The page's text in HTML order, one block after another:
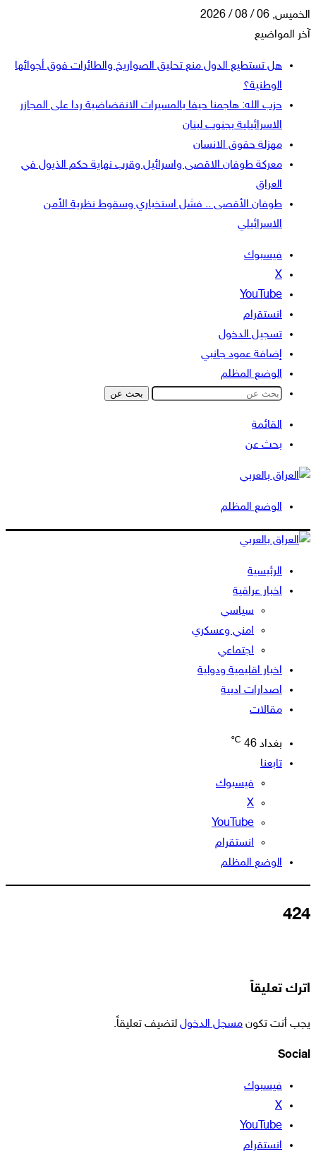
الخميس, 06 / 08 / 2026
آخر المواضيع
هل تستطيع الدول منع تحليق الصواريخ والطائرات فوق أجوائها
الوطنية؟
حزب الله: هاجمنا حيفا بالمسيرات الانقضاضية ردا على المجازر
الاسرائيلية بجنوب لبنان
مهزلة حقوق الانسان
معركة طوفان الاقصى واسرائيل وقرب نهاية حكم الذيول في
العراق
طوفان الأقصى .. فشل استخباري وسقوط نظرية الأمن
الاسرائيلي
فيسبوك
‫X
‫YouTube
انستقرام
تسجيل الدخول
إضافة عمود جانبي
الوضع المظلم
بحث عن
القائمة
بحث عن
الوضع المظلم
الرئيسية
اخبار عراقية
سياسي
امني وعسكري
اجتماعي
اخبار اقليمية ودولية
اصدارات ادبية
مقالات
بغداد 46
℃
تابعنا
فيسبوك
‫X
‫YouTube
انستقرام
الوضع المظلم
424
اترك تعليقاً
يجب أنت تكون مسجل الدخول لتضيف تعليقاً.
Social
فيسبوك
‫X
‫YouTube
انستقرام